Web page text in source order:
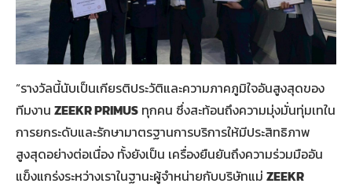
“รางวัลนี้นับเป็นเกียรติประวัติและความภาคภูมิใจอันสูงสุดของ
ทีมงาน ZEEKR PRIMUS ทุกคน ซึ่งสะท้อนถึงความมุ่งมั่นทุ่มเทใน
การยกระดับและรักษามาตรฐานการบริการให้มีประสิทธิภาพ
สูงสุดอย่างต่อเนื่อง ทั้งยังเป็น เครื่องยืนยันถึงความร่วมมืออัน
แข็งแกร่งระหว่างเราในฐานะผู้จำหน่ายกับบริษัทแม่ ZEEKR